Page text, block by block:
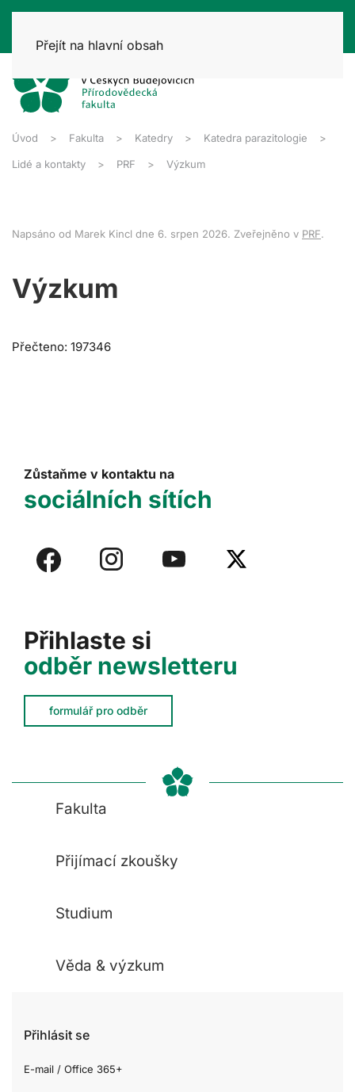
Přejít na hlavní obsah
Úvod Fakulta Katedry Katedra parazitologie
Lidé a kontakty PRF Výzkum
Napsáno od Marek Kincl dne 6. srpen 2026. Zveřejněno v PRF.
Výzkum
Přečteno: 197346
Přihlaste si
odběr newsletteru
formulář pro odběr
Zůstaňme v kontaktu na
sociálních sítích
Fakulta
Přijímací zkoušky
Studium
Věda & výzkum
Přihlásit se
E-mail / Office 365+